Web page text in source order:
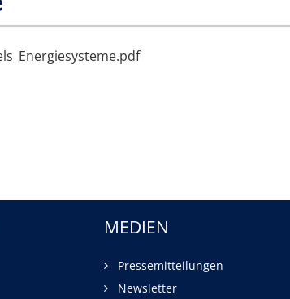
MEDIEN
Pressemitteilungen
Newsletter